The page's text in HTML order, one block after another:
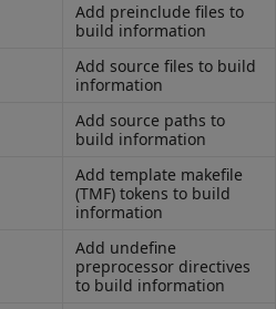
Add preinclude files to
build information
Add source files to build
information
Add source paths to
build information
Add template makefile
(TMF) tokens to build
information
Add undefine
preprocessor directives
to build information